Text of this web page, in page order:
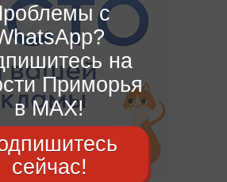
с
на
Приморья
в MAX!
сейчас!